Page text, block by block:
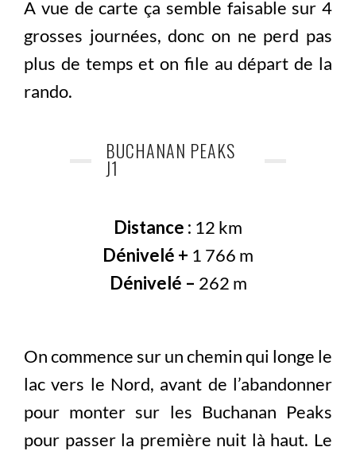
A vue de carte ça semble faisable sur 4
grosses journées, donc on ne perd pas
plus de temps et on file au départ de la
rando.
BUCHANAN PEAKS
J1
Distance : 12 km
Dénivelé + 1 766 m
Dénivelé – 262 m
On commence sur un chemin qui longe le
lac vers le Nord, avant de l’abandonner
pour monter sur les Buchanan Peaks
pour passer la première nuit là haut. Le